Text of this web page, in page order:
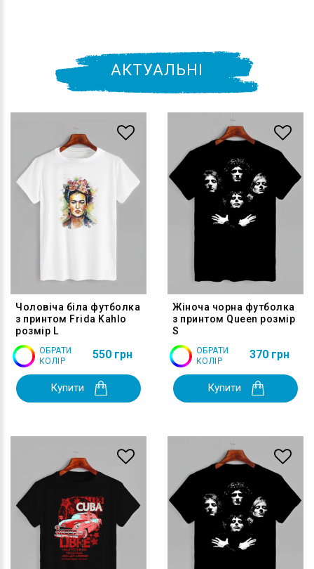
АКТУАЛЬНІ
Чоловіча біла футболка
з принтом Frida Kahlo
розмір L
ОБРАТИ
КОЛІР
550 грн
Купити
Жіноча чорна футболка
з принтом Queen розмір
S
ОБРАТИ
КОЛІР
370 грн
Купити